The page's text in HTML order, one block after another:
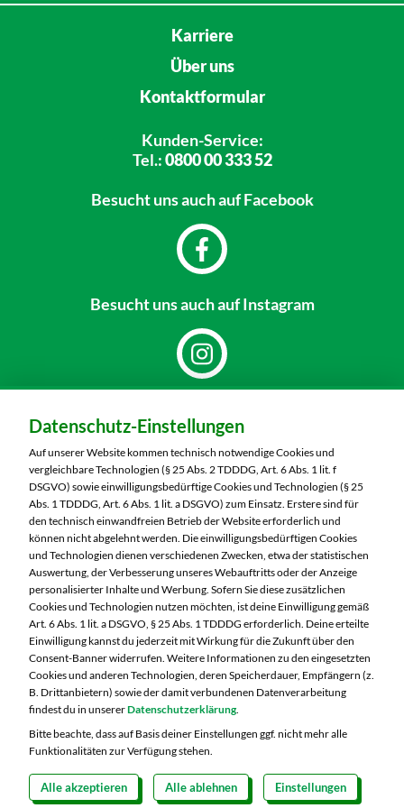
Karriere
Über uns
Kontaktformular
Kunden-Service:
Tel.:0800 00 333 52
Besucht unsauch auf Facebook
Besucht unsauch auf Instagram
MARKTKAUF Nürnberg-Mögeldorf
Laufamholzstraße 40/42
90482 Nürnberg
Telefon:0911 54340
Markt ändern
Öffnungszeiten diese Woche:
Mo:
08:00 – 20:00 Uhr
Di:
08:00 – 20:00 Uhr
Mi:
08:00 – 20:00 Uhr
Do:
08:00 – 20:00 Uhr
Fr:
08:00 – 20:00 Uhr
Datenschutz-Einstellungen
Auf unserer Website kommen technisch notwendige Cookies und
vergleichbare Technologien (§ 25 Abs. 2 TDDDG, Art. 6 Abs. 1 lit. f
DSGVO) sowie einwilligungsbedürftige Cookies und Technologien (§ 25
Abs. 1 TDDDG, Art. 6 Abs. 1 lit. a DSGVO) zum Einsatz. Erstere sind für
den technisch einwandfreien Betrieb der Website erforderlich und
können nicht abgelehnt werden. Die einwilligungsbedürftigen Cookies
und Technologien dienen verschiedenen Zwecken, etwa der statistischen
Auswertung, der Verbesserung unseres Webauftritts oder der Anzeige
personalisierter Inhalte und Werbung. Sofern Sie diese zusätzlichen
Cookies und Technologien nutzen möchten, ist deine Einwilligung gemäß
Art. 6 Abs. 1 lit. a DSGVO, § 25 Abs. 1 TDDDG erforderlich. Deine erteilte
Einwilligung kannst du jederzeit mit Wirkung für die Zukunft über den
Consent-Banner widerrufen. Weitere Informationen zu den eingesetzten
Cookies und anderen Technologien, deren Speicherdauer, Empfängern (z.
B. Drittanbietern) sowie der damit verbundenen Datenverarbeitung
findest du in unsererDatenschutzerklärung.
Bitte beachte, dass auf Basis deiner Einstellungen ggf. nicht mehr alle
Funktionalitäten zur Verfügung stehen.
Alle akzeptieren Alle ablehnen Einstellungen